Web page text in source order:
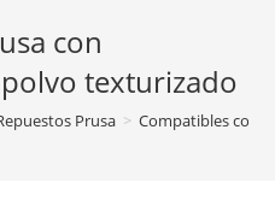
con
texturizado
Prusa > Compatibles con